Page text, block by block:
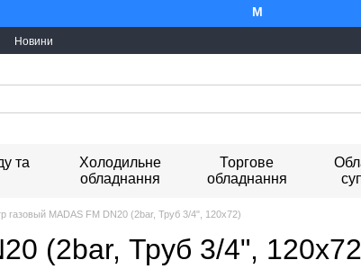
Ми працюємо. Все
Новини
та
Холодильне
обладнання
Торгове
обладнання
газовый MADAS FM DN20 (2bar, Труб 3/4", 120x72)
(2bar, Труб 3/4",